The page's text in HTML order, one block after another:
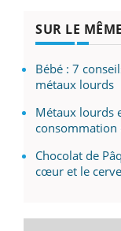
SUR LE
Bébé : 7
métaux lourds
Métaux lourds
consommation
Chocolat de
cœur et le